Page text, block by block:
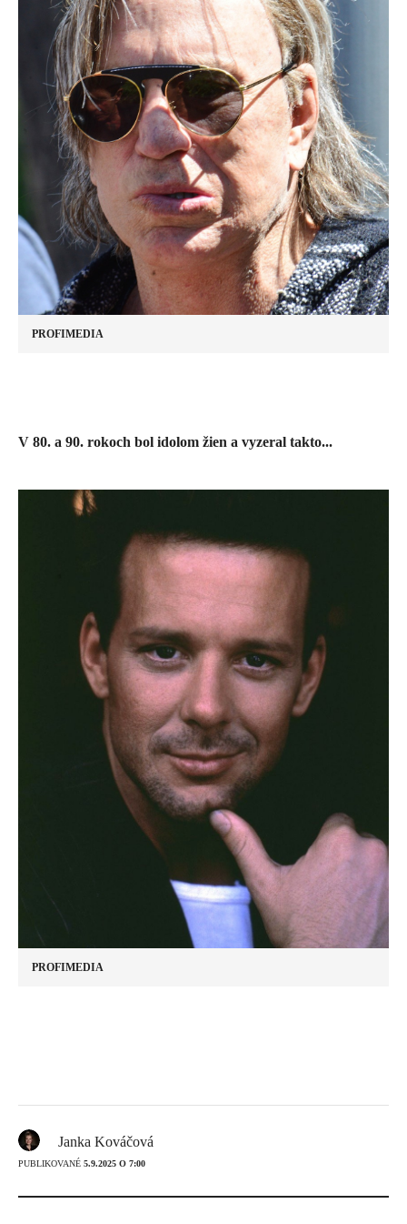
PROFIMEDIA
​V 80. a 90. rokoch bol idolom žien a vyzeral takto...
PROFIMEDIA
Janka Kováčová
PUBLIKOVANÉ 5.9.2025 O 7:00